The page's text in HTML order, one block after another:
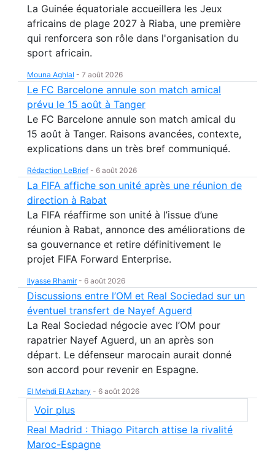
La Guinée équatoriale accueillera les Jeux
africains de plage 2027 à Riaba, une première
qui renforcera son rôle dans l'organisation du
sport africain.
Mouna Aghlal - 7 août 2026
Le FC Barcelone annule son match amical
prévu le 15 août à Tanger
Le FC Barcelone annule son match amical du
15 août à Tanger. Raisons avancées, contexte,
explications dans un très bref communiqué.
Rédaction LeBrief - 6 août 2026
La FIFA affiche son unité après une réunion de
direction à Rabat
La FIFA réaffirme son unité à l’issue d’une
réunion à Rabat, annonce des améliorations de
sa gouvernance et retire définitivement le
projet FIFA Forward Enterprise.
Ilyasse Rhamir- 6 août 2026
Discussions entre l’OM et Real Sociedad sur un
éventuel transfert de Nayef Aguerd
La Real Sociedad négocie avec l’OM pour
rapatrier Nayef Aguerd, un an après son
départ. Le défenseur marocain aurait donné
son accord pour revenir en Espagne.
El Mehdi El Azhary - 6 août 2026
Voir plus
Real Madrid : Thiago Pitarch attise la rivalité
Maroc-Espagne